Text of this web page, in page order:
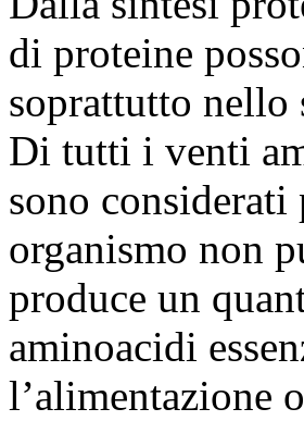
di proteine
soprattutto
Di tutti i venti
sono considerati
organismo non
produce un
aminoacidi
l’alimentazione